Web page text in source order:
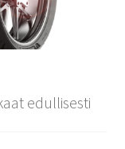
edullisesti